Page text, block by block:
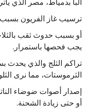
ترسيب غاز الفريون بسبب
أو بسبب حدوث ثقب
يجب فحصها باستمرار.
تراكم الثلج والذي
الثرموستات، مما نرى
إصدار أصوات ضوضاء
أو حتى زيادة الشحنة.